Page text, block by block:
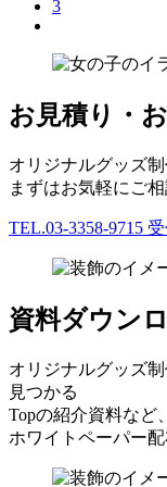
3
お見積り・
オリジナルグッズ
まずはお気軽にご相
TEL.03-3358-9715
資料ダウン
オリジナルグッズ
見つかる
Topの紹介資料など、
ホワイトペーパー配